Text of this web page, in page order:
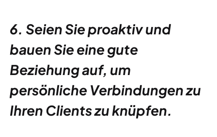
6. Seien Sie proaktiv und
bauen Sie eine gute
Beziehung auf, um
persönliche Verbindungen zu
Ihren Clients zu knüpfen.